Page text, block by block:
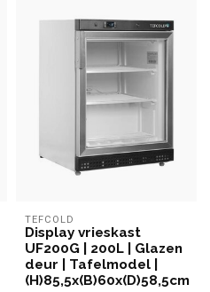
TEFCOLD
Display vrieskast
UF200G | 200L | Glazen
deur | Tafelmodel |
(H)85,5x(B)60x(D)58,5cm